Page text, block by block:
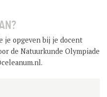
je opgeven bij je docent
de Natuurkunde Olympiade